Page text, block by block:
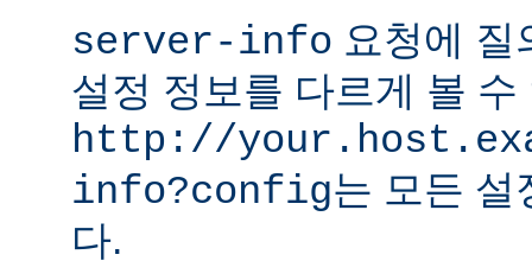
server-info 요청에 질
설정 정보를 다르게 볼
http://
info?config는 모든 설
다.